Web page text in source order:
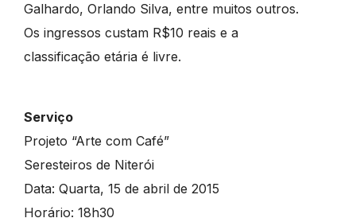
Galhardo, Orlando Silva, entre muitos outros.
Os ingressos custam R$10 reais e a
classificação etária é livre.
Serviço
Projeto “Arte com Café”
Seresteiros de Niterói
Data: Quarta, 15 de abril de 2015
Horário: 18h30